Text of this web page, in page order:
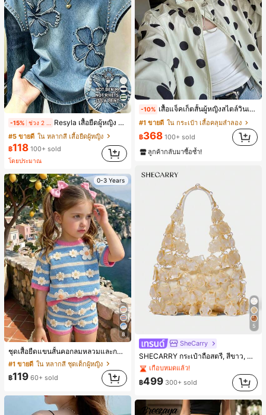
17
-15% Resyla เสื้อยืดผู้หญิง ลายพิมพ์ดอกไม้สีน้ำเงินวินเทจ เสื้อสำหรับออกไปเที่ยวฤดูร้อน ดีไซน์กราฟิก สบายๆ อเนกประสงค์ สวมใส่ประจำวัน กลางแจ้ง ช้อปปิ้ง ท่องเที่ยวกลางแจ้ง
#5 ขายดี ใน หลากสี เสื้อยืดผู้หญิง
฿118 100+ sold
โดยประมาณ
0-3 Years
8
ชุดเสื้อยืดแขนสั้นคอกลมหลวมและกางเกงขาสั้นไบค์เกอร์รัดรูปสำหรับเด็กผู้หญิง สไตล์มินิมอล เหมาะสำหรับฤดูใบไม้ผลิและฤดูร้อน
#1 ขายดี ใน หลากสี ชุดเด็กผู้หญิง
฿119 60+ sold
-10% เสื้อแจ็คเก็ตสั้นผู้หญิงสไตล์วินเทจ ลายจุดขนาดใหญ่ คอตั้ง เอวเข้ารูป แขนพอง ทรงหลวม แฟชั่นอเนกประสงค์ สำหรับใส่ประจำวันและไปเที่ยวพักผ่อน
#1 ขายดี ใน กระเป๋า เสื้อคลุมลำลอง
฿368 100+ sold
ลูกค้ากลับมาซื้อซ้ำ!
5
SheCarry
SHECARRY กระเป๋าถือสตรี, สีขาว, แฟชั่น, สง่างาม, วันหยุด, งานปาร์ตี้
#1 ขายดี ใน ชายหาด กระเป๋า
เกือบหมดแล้ว!
(100+)
#1 ขายดี ใน ชายหาด กระเป๋า
เกือบหมดแล้ว!
#1 ขายดี ใน ชายหาด กระเป๋า
เกือบหมดแล้ว!
เกือบหมดแล้ว!
(100+)
฿499 300+ sold